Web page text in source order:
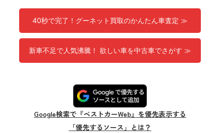
40秒で完了！グーネット買取のかんたん車査定 ≫
新車不足で人気沸騰！ 欲しい車を中古車でさがす ≫
Google検索で『ベストカーWeb』を優先表示する
「優先するソース」とは？